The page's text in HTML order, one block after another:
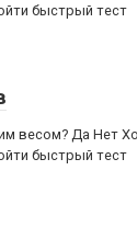
быстрый тест
весом? Да Нет
быстрый тест